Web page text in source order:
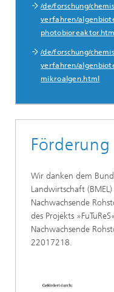
/de/forschung/
verfahren/
photobioreaktor.html
/de/forschung/
verfahren/
mikroalgen.html
Förderung
Wir danken dem
Landwirtschaft
Nachwachsende
des Projekts
Nachwachsende
22017218.